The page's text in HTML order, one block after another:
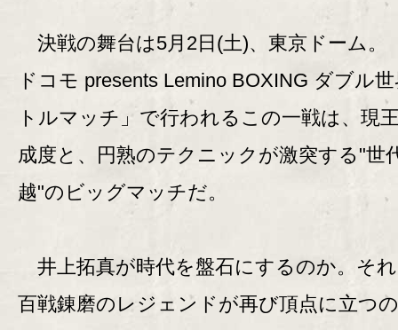
決戦の舞台は5月2日(土)、東京ドーム。
ドコモ presents Lemino BOXING ダブル
トルマッチ」で行われるこの一戦は、現
成度と、円熟のテクニックが激突する"世
越"のビッグマッチだ。
井上拓真が時代を盤石にするのか。そ
百戦錬磨のレジェンドが再び頂点に立つ